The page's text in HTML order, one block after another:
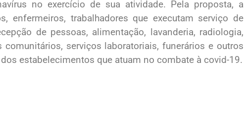
no exercício de sua atividade. Pela proposta, a
enfermeiros, trabalhadores que executam serviço de
de pessoas, alimentação, lavanderia, radiologia,
comunitários, serviços laboratoriais, funerários e outros
estabelecimentos que atuam no combate à covid-19.